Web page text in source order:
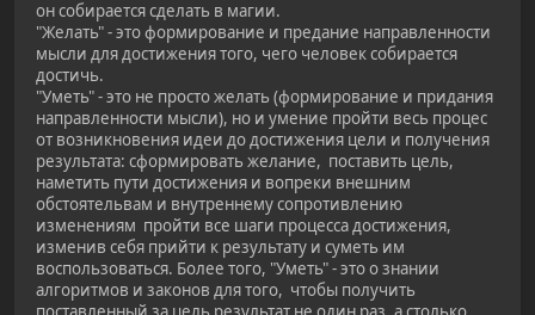
он собирается сделать в магии.
"Желать" - это формирование и предание направленности
мысли для достижения того, чего человек собирается
достичь.
"Уметь" - это не просто желать (формирование и придания
направленности мысли), но и умение пройти весь процес
от возникновения идеи до достижения цели и получения
результата: сформировать желание, поставить цель,
наметить пути достижения и вопреки внешним
обстоятельвам и внутреннему сопротивлению
изменениям пройти все шаги процесса достижения,
изменив себя прийти к результату и суметь им
воспользоваться. Более того, "Уметь" - это о знании
алгоритмов и законов для того, чтобы получить